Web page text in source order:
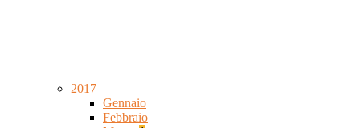
2017
Gennaio
Febbraio